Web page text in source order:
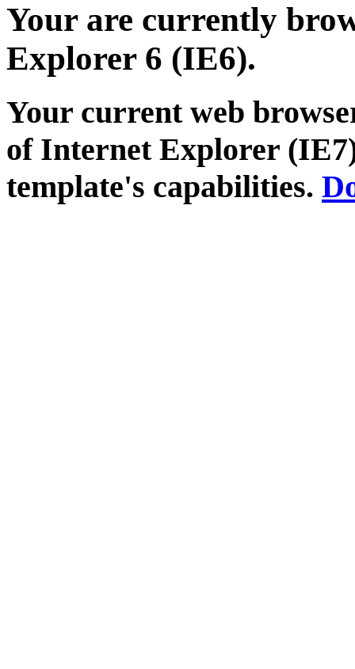
Your are currently
Explorer 6 (IE6).
Your current web
of Internet Explorer
template's capabilities.